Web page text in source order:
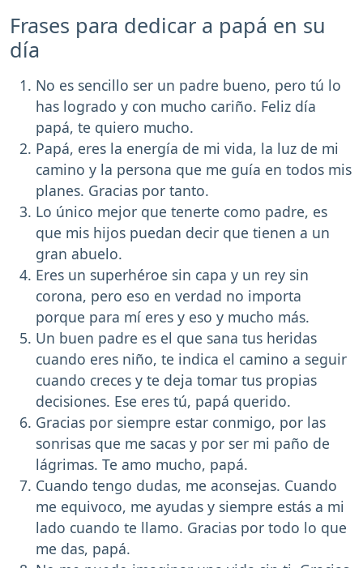
Frases para dedicar a papá en su
día
No es sencillo ser un padre bueno, pero tú lo
has logrado y con mucho cariño. Feliz día
papá, te quiero mucho.
Papá, eres la energía de mi vida, la luz de mi
camino y la persona que me guía en todos mis
planes. Gracias por tanto.
Lo único mejor que tenerte como padre, es
que mis hijos puedan decir que tienen a un
gran abuelo.
Eres un superhéroe sin capa y un rey sin
corona, pero eso en verdad no importa
porque para mí eres y eso y mucho más.
Un buen padre es el que sana tus heridas
cuando eres niño, te indica el camino a seguir
cuando creces y te deja tomar tus propias
decisiones. Ese eres tú, papá querido.
Gracias por siempre estar conmigo, por las
sonrisas que me sacas y por ser mi paño de
lágrimas. Te amo mucho, papá.
Cuando tengo dudas, me aconsejas. Cuando
me equivoco, me ayudas y siempre estás a mi
lado cuando te llamo. Gracias por todo lo que
me das, papá.